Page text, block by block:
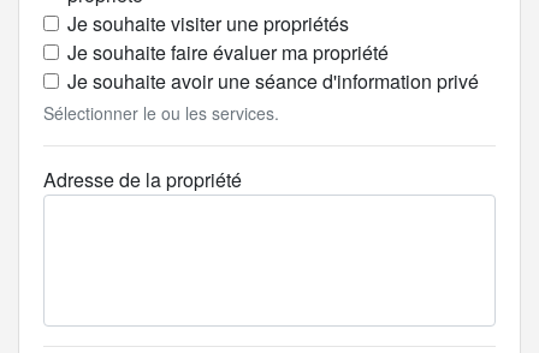
Je souhaite visiter une propriétés
Je souhaite faire évaluer ma propriété
Je souhaite avoir une séance d'information privé
Sélectionner le ou les services.
Adresse de la propriété